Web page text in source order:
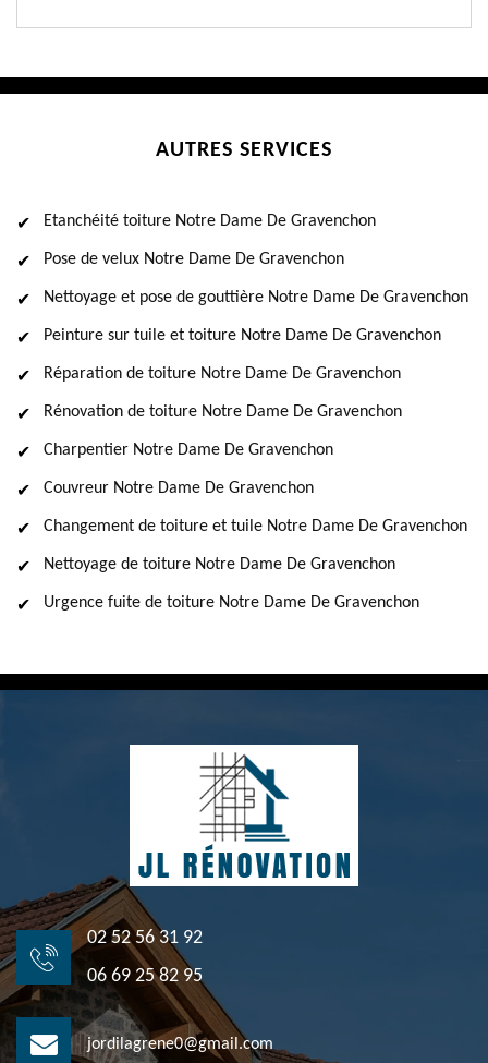
AUTRES SERVICES
Etanchéité toiture Notre Dame De Gravenchon
Pose de velux Notre Dame De Gravenchon
Nettoyage et pose de gouttière Notre Dame De Gravenchon
Peinture sur tuile et toiture Notre Dame De Gravenchon
Réparation de toiture Notre Dame De Gravenchon
Rénovation de toiture Notre Dame De Gravenchon
Charpentier Notre Dame De Gravenchon
Couvreur Notre Dame De Gravenchon
Changement de toiture et tuile Notre Dame De Gravenchon
Nettoyage de toiture Notre Dame De Gravenchon
Urgence fuite de toiture Notre Dame De Gravenchon
02 52 56 31 92
06 69 25 82 95
jordilagrene0@gmail.com